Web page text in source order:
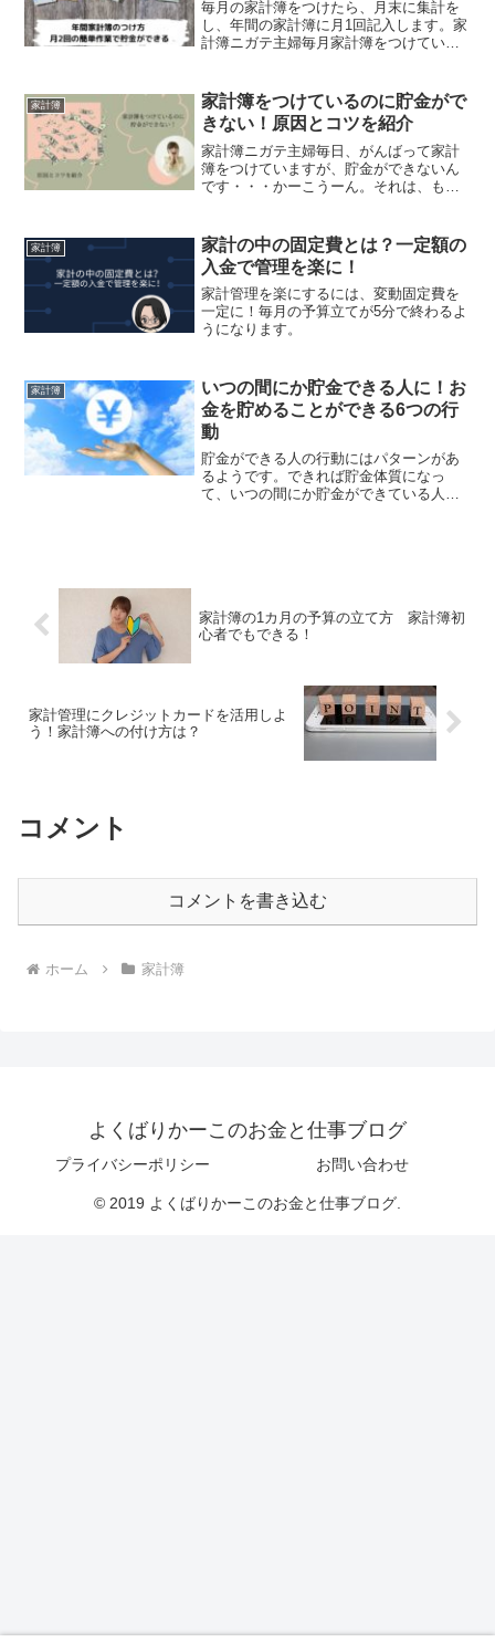
毎月の家計簿をつけたら、月末に集計を
し、年間の家計簿に月1回記入します。家
計簿ニガテ主婦毎月家計簿をつけている
年間で管理するものもあるの。毎月の家
計簿が面倒なら、毎月は...
家計簿
家計簿をつけているのに貯金がで
きない！原因とコツを紹介
家計簿ニガテ主婦毎日、がんばって家計
簿をつけていますが、貯金ができないん
です・・・かーこうーん。それは、もし
題があるのかわかりません。かーこそう
ね。今回は、私が過去に着...
家計簿
家計の中の固定費とは？一定額の
入金で管理を楽に！
家計管理を楽にするには、変動固定費を
一定に！毎月の予算立てが5分で終わるよ
うになります。
家計簿
いつの間にか貯金できる人に！お
金を貯めることができる6つの行
動
貯金ができる人の行動にはパターンがあ
るようです。できれば貯金体質になっ
て、いつの間にか貯金ができている人に
家計簿の1カ月の予算の立て方 家計簿初
心者でもできる！
家計管理にクレジットカードを活用しよ
う！家計簿への付け方は？
コメント
コメントを書き込む
ホーム 家計簿
よくばりかーこのお金と仕事ブログ
プライバシーポリシー お問い合わせ
© 2019 よくばりかーこのお金と仕事ブログ.